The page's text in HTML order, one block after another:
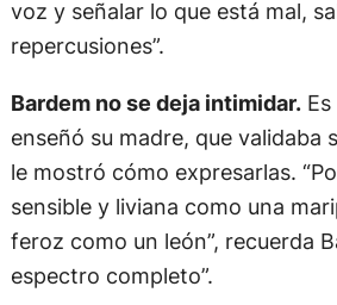
voz y señalar lo que está mal,
repercusiones”.
Bardem no se deja intimidar.Es
enseñó su madre, que validaba
le mostró cómo expresarlas.
sensible y liviana como una
feroz como un león”, recuerda
espectro completo”.